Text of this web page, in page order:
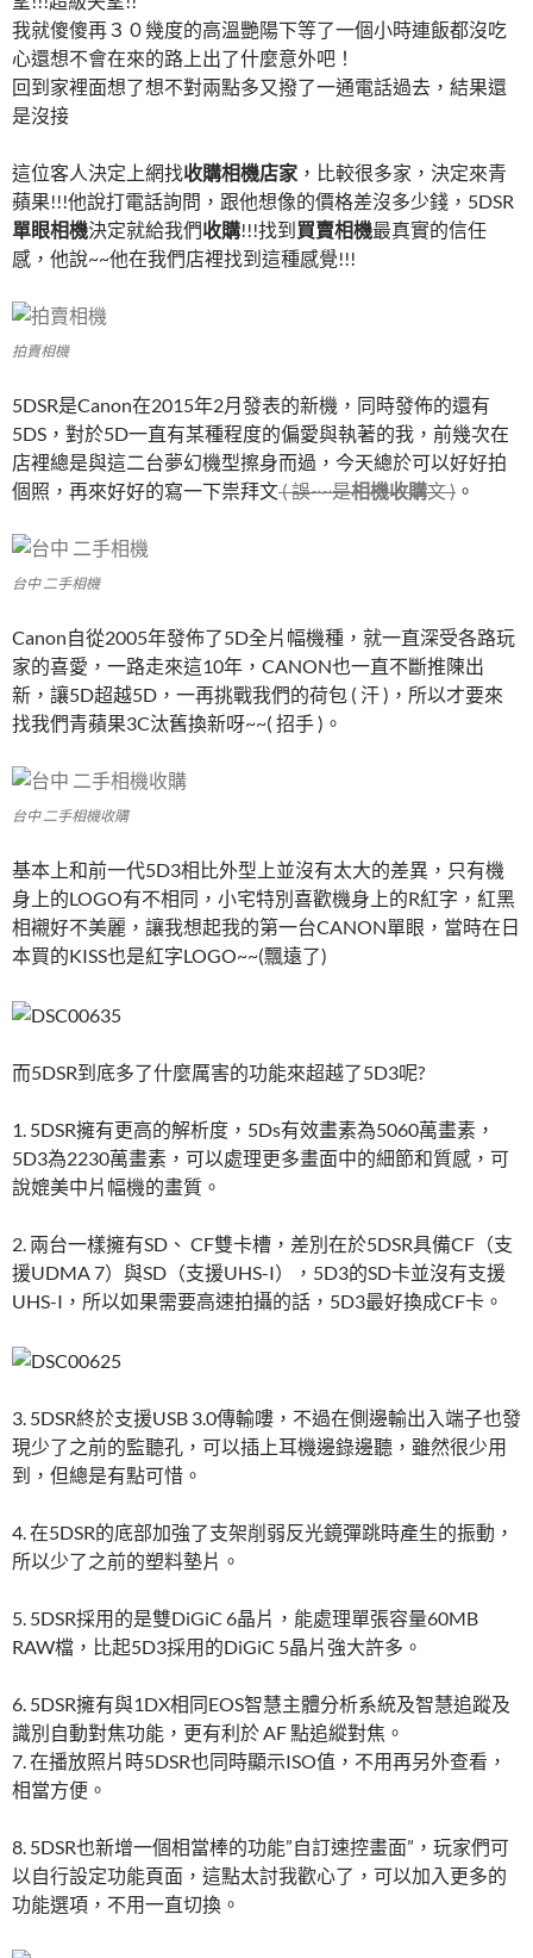
我就傻傻再３０幾度的高溫艷陽下等了一個小時連飯都沒吃
心還想不會在來的路上出了什麼意外吧！
回到家裡面想了想不對兩點多又撥了一通電話過去，結果還
是沒接
這位客人決定上網找收購相機店家 ，比較很多家，決定來青
蘋果!!!他說打電話詢問，跟他想像的價格差沒多少錢，5DSR
單眼相機決定就給我們收購!!!找到買賣相機最真實的信任
感，他說~~他在我們店裡找到這種感覺!!!
拍賣相機
5DSR是Canon在2015年2月發表的新機，同時發佈的還有
5DS，對於5D一直有某種程度的偏愛與執著的我，前幾次在
店裡總是與這二台夢幻機型擦身而過，今天總於可以好好拍
個照，再來好好的寫一下祟拜文( 誤~~是相機收購文 ) 。
台中 二手相機
Canon自從2005年發佈了5D全片幅機種，就一直深受各路玩
家的喜愛，一路走來這10年，CANON也一直不斷推陳出
新，讓5D超越5D，一再挑戰我們的荷包 ( 汗 )，所以才要來
找我們青蘋果3C汰舊換新呀~~( 招手 )。
台中 二手相機收購
基本上和前一代5D3相比外型上並沒有太大的差異，只有機
身上的LOGO有不相同，小宅特別喜歡機身上的R紅字，紅黑
相襯好不美麗，讓我想起我的第一台CANON單眼，當時在日
本買的KISS也是紅字LOGO~~(飄遠了)
而5DSR到底多了什麼厲害的功能來超越了5D3呢?
1. 5DSR擁有更高的解析度，5Ds有效畫素為5060萬畫素，
5D3為2230萬畫素，可以處理更多畫面中的細節和質感，可
說媲美中片幅機的畫質。
2. 兩台一樣擁有SD、 CF雙卡槽，差別在於5DSR具備CF（支
援UDMA 7）與SD（支援UHS-I），5D3的SD卡並沒有支援
UHS-I，所以如果需要高速拍攝的話，5D3最好換成CF卡。
3. 5DSR終於支援USB 3.0傳輸嘍，不過在側邊輸出入端子也發
現少了之前的監聽孔，可以插上耳機邊錄邊聽，雖然很少用
到，但總是有點可惜。
4. 在5DSR的底部加強了支架削弱反光鏡彈跳時產生的振動，
所以少了之前的塑料墊片。
5. 5DSR採用的是雙DiGiC 6晶片，能處理單張容量60MB
RAW檔，比起5D3採用的DiGiC 5晶片強大許多。
6. 5DSR擁有與1DX相同EOS智慧主體分析系統及智慧追蹤及
識別自動對焦功能，更有利於 AF 點追縱對焦。
7. 在播放照片時5DSR也同時顯示ISO值，不用再另外查看，
相當方便。
8. 5DSR也新增一個相當棒的功能”自訂速控畫面”，玩家們可
以自行設定功能頁面，這點太討我歡心了，可以加入更多的
功能選項，不用一直切換。